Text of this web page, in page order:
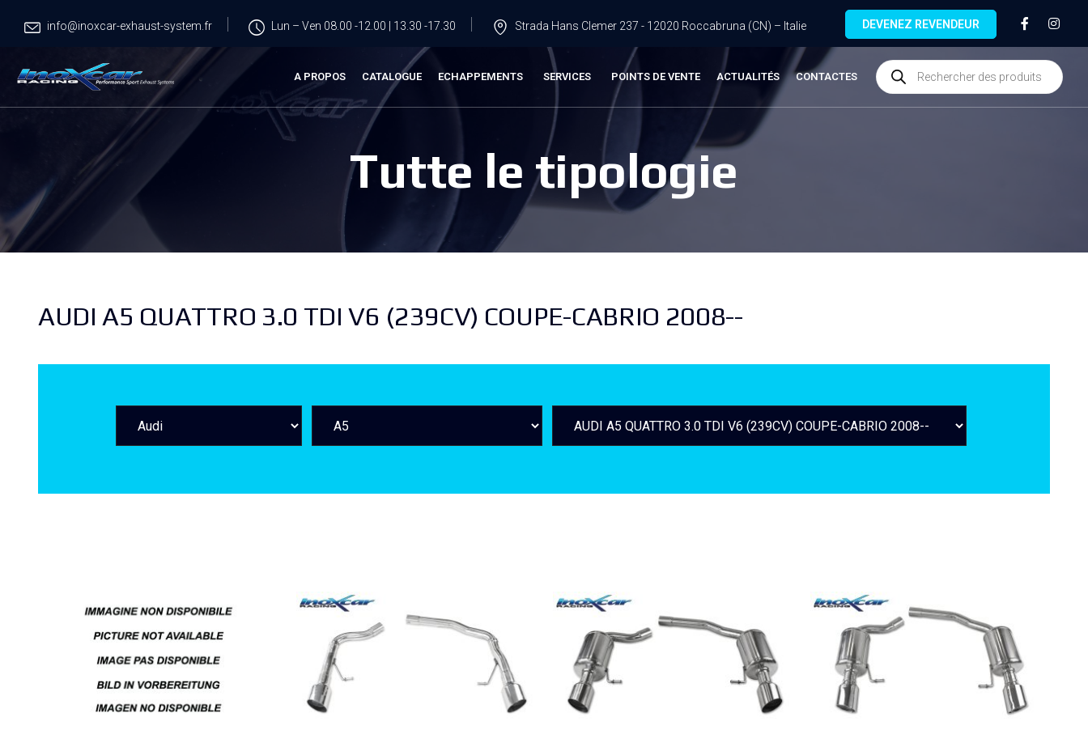
info@inoxcar-exhaust-system.fr Lun – Ven 08.00 -12.00 | 13.30 -17.30 Strada Hans Clemer 237 - 12020 Roccabruna (CN) – Italie DEVENEZ REVENDEUR
A PROPOS CATALOGUE ECHAPPEMENTS SERVICES POINTS DE VENTE ACTUALITÉS CONTACTES
Tutte le tipologie
AUDI A5 QUATTRO 3.0 TDI V6 (239CV) COUPE-CABRIO 2008--